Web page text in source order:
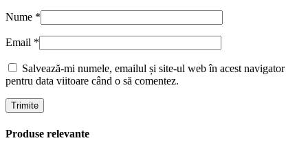
Nume *
Email *
Salvează-mi numele, emailul și site-ul web în acest navigator
pentru data viitoare când o să comentez.
Produse relevante